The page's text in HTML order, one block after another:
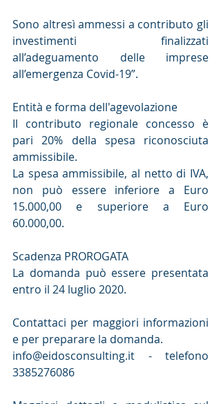
Sono altresì ammessi a contributo gli
investimenti finalizzati
all’adeguamento delle imprese
all’emergenza Covid-19”.
Entità e forma dell'agevolazione
Il contributo regionale concesso è
pari 20% della spesa riconosciuta
ammissibile.
La spesa ammissibile, al netto di IVA,
non può essere inferiore a Euro
15.000,00 e superiore a Euro
60.000,00.
Scadenza PROROGATA
La domanda può essere presentata
entro il 24 luglio 2020.
Contattaci per maggiori informazioni
e per preparare la domanda.
info@eidosconsulting.it - telefono
3385276086